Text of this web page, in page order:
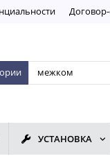
УСТАНОВКА